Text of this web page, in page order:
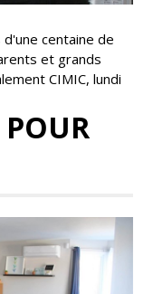
centaine de
et grands
CIMIC, lundi